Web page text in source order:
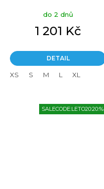
do 2 dnů
1 201 Kč
DETAIL
XS S M L XL
SALECODE:LETO20:20:%